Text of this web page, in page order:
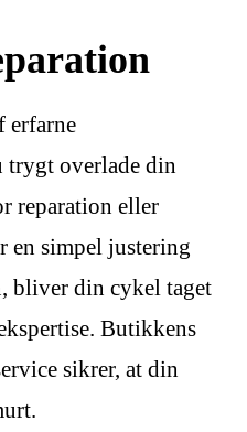
erfarne
trygt overlade din
reparation eller
en simpel justering
bliver din cykel taget
Butikkens
sikrer, at din